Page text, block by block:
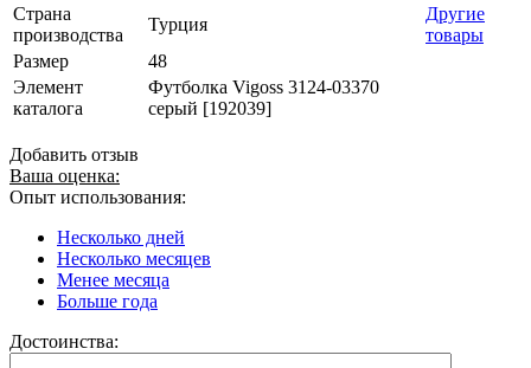
Страна
производства
Турция
Другие
товары
Размер
48
Элемент
каталога
Футболка Vigoss 3124-03370
серый [192039]
Добавить отзыв
Ваша оценка:
Опыт использования:
Несколько дней
Несколько месяцев
Менее месяца
Больше года
Достоинства: